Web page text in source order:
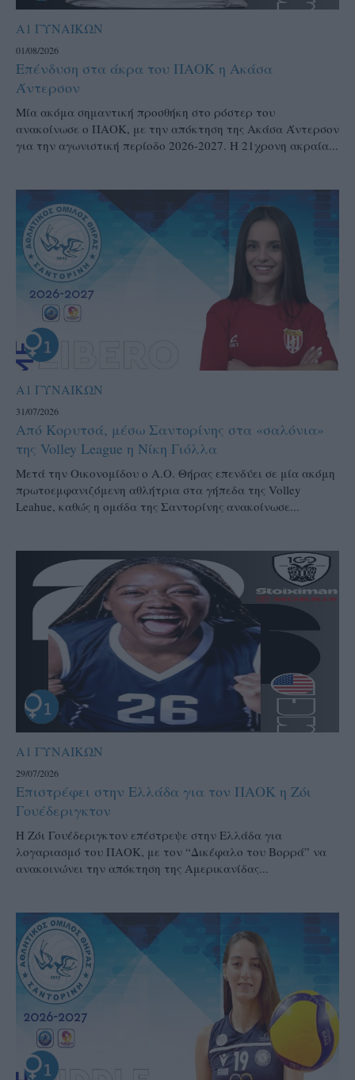
Α1 ΓΥΝΑΙΚΩΝ
01/08/2026
Επένδυση στα άκρα του ΠΑΟΚ η Ακάσα
Άντερσον
Μία ακόμα σημαντική προσθήκη στο ρόστερ του
ανακοίνωσε ο ΠΑΟΚ, με την απόκτηση της Ακάσα Άντερσον
για την αγωνιστική περίοδο 2026-2027. Η 21χρονη ακραία...
Α1 ΓΥΝΑΙΚΩΝ
31/07/2026
Από Κορυτσά, μέσω Σαντορίνης στα «σαλόνια»
της Volley League η Νίκη Γιόλλα
Μετά την Οικονομίδου ο Α.Ο. Θήρας επενδύει σε μία ακόμη
πρωτοεμφανιζόμενη αθλήτρια στα γήπεδα της Volley
Leahue, καθώς η ομάδα της Σαντορίνης ανακοίνωσε...
Α1 ΓΥΝΑΙΚΩΝ
29/07/2026
Επιστρέφει στην Ελλάδα για τον ΠΑΟΚ η Ζόι
Γουέδεριγκτον
Η Ζόι Γουέδεριγκτον επέστρεψε στην Ελλάδα για
λογαριασμό του ΠΑΟΚ, με τον “Δικέφαλο του Βορρά” να
ανακοινώνει την απόκτηση της Αμερικανίδας...